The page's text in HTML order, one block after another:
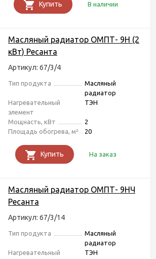
Купить В наличии
Масляный радиатор ОМПТ- 9Н (2
кВт) Ресанта
Артикул: 67/3/4
Тип продукта
Масляный
радиатор
Нагревательный
элемент
ТЭН
Мощнасть, кВт
2
Площадь обогрева, м²
20
Купить На заказ
Масляный радиатор ОМПТ- 9НЧ
Ресанта
Артикул: 67/3/14
Тип продукта
Масляный
радиатор
Нагревательный
ТЭН